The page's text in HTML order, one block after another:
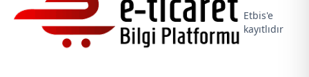
Etbis'e
kayıtlıdır